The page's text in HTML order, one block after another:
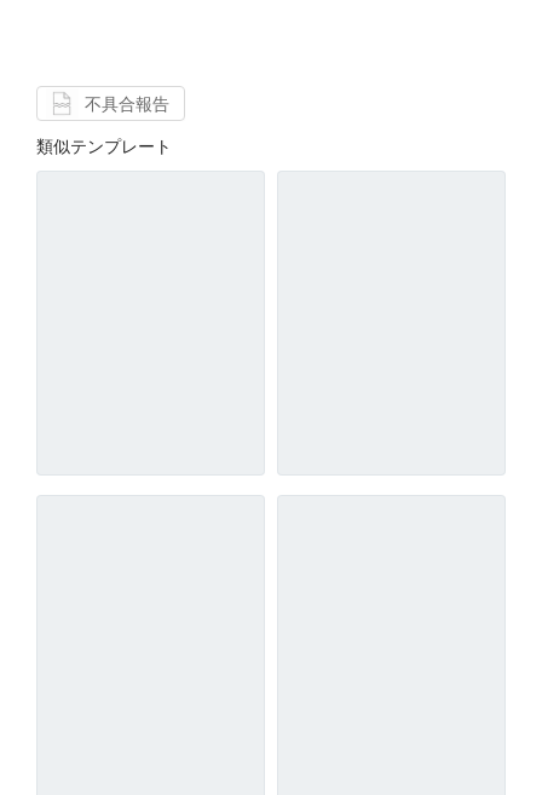
不具合報告
類似テンプレート